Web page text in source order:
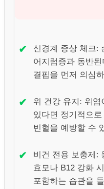
✔
신경계 증상 체크:
어지럼증과 동반
결핍을 먼저 의심
✔
위 건강 유지: 위
있다면 정기적으
빈혈을 예방할 수
✔
비건 전용 보충제:
효모나 B12 강화
포함하는 습관을